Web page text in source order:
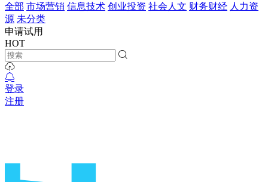
全部 市场营销 信息技术 创业投资 社会人文 财务财经 人力资
源 未分类
申请试用
HOT
登录
注册